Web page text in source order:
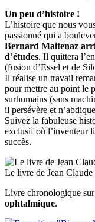
Un peu d’histoire !
L’histoire que nous
passionné qui a
Bernard Maitenaz
d’études. Il quittera
(fusion d’Essel et de
Il réalise un travail
pour mettre au point le
surhumains (sans
il persévère et
Suivez la fabuleuse
exclusif où l’inventeur
succès.
Le livre de Jean
Livre chronologique sur
ophtalmique.